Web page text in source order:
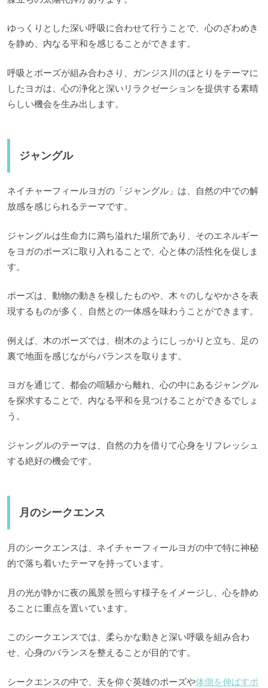
ゆっくりとした深い呼吸に合わせて行うことで、心のざわめき
を静め、内なる平和を感じることができます。
呼吸とポーズが組み合わさり、ガンジス川のほとりをテーマに
したヨガは、心の浄化と深いリラクゼーションを提供する素晴
らしい機会を生み出します。
ジャングル
ネイチャーフィールヨガの「ジャングル」は、自然の中での解
放感を感じられるテーマです。
ジャングルは生命力に満ち溢れた場所であり、そのエネルギー
をヨガのポーズに取り入れることで、心と体の活性化を促しま
す。
ポーズは、動物の動きを模したものや、木々のしなやかさを表
現するものが多く、自然との一体感を味わうことができます。
例えば、木のポーズでは、樹木のようにしっかりと立ち、足の
裏で地面を感じながらバランスを取ります。
ヨガを通じて、都会の喧騒から離れ、心の中にあるジャングル
を探求することで、内なる平和を見つけることができるでしょ
う。
ジャングルのテーマは、自然の力を借りて心身をリフレッシュ
する絶好の機会です。
月のシークエンス
月のシークエンスは、ネイチャーフィールヨガの中で特に神秘
的で落ち着いたテーマを持っています。
月の光が静かに夜の風景を照らす様子をイメージし、心を静め
ることに重点を置いています。
このシークエンスでは、柔らかな動きと深い呼吸を組み合わ
せ、心身のバランスを整えることが目的です。
シークエンスの中で、天を仰ぐ英雄のポーズや体側を伸ばすポ